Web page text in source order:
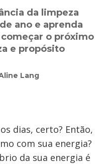
da limpeza
ano e aprenda
o próximo
e propósito
Lang
dias, certo? Então,
com sua energia?
da sua energia é